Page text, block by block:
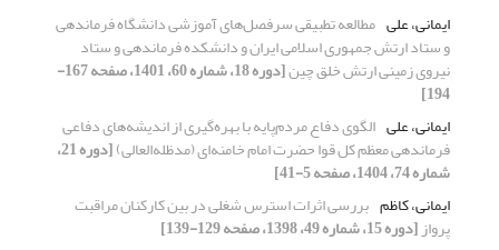
ایمانی، علی مطالعه تطبیقی سرفصل‌های آموزشی دانشگاه فرماندهی
و ستاد ارتش جمهوری اسلامی ایران و دانشکده فرماندهی و ستاد
نیروی زمینی ارتش خلق چین [دوره 18، شماره 60، 1401، صفحه 167-
194]
ایمانی، علی الگوی دفاع مردم‌پایه با بهره‌گیری از اندیشه‌های دفاعی
فرماندهی معظم کل قوا حضرت امام خامنه‌ای (مدظله‌العالی) [دوره 21،
شماره 74، 1404، صفحه 5-41]
ایمانی، کاظم بررسی اثرات استرس شغلی در بین کارکنان مراقبت
پرواز[دوره 15، شماره 49، 1398، صفحه 129-139]